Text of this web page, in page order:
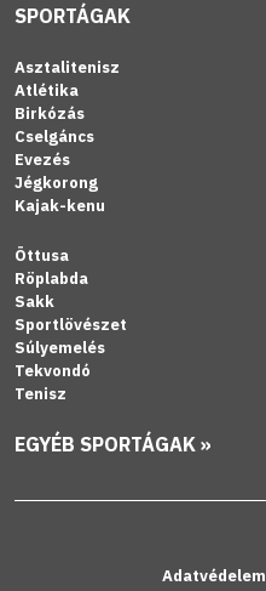
SPORTÁGAK
Asztalitenisz
Atlétika
Birkózás
Cselgáncs
Evezés
Jégkorong
Kajak-kenu
Öttusa
Röplabda
Sakk
Sportlövészet
Súlyemelés
Tekvondó
Tenisz
EGYÉB SPORTÁGAK »
Adatvédelem